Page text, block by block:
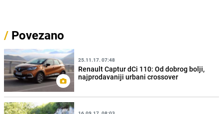
/ Povezano
25.11.17. 07:48
Renault Captur dCi 110: Od dobrog bolji,
najprodavaniji urbani crossover